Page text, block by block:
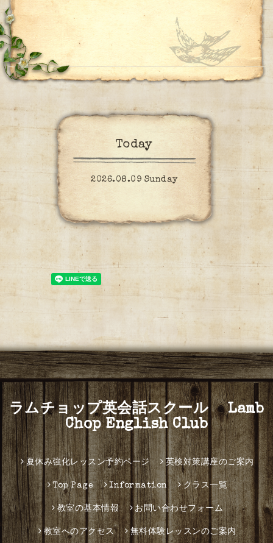
Today
2026.08.09 Sunday
ラムチョップ英会話スクール Lamb
Chop English Club
夏休み強化レッスン予約ページ 英検対策講座のご案内
Top Page Information クラス一覧
教室の基本情報 お問い合わせフォーム
教室へのアクセス 無料体験レッスンのご案内